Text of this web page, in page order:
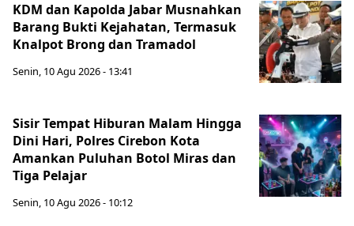
KDM dan Kapolda Jabar Musnahkan
Barang Bukti Kejahatan, Termasuk
Knalpot Brong dan Tramadol
Senin, 10 Agu 2026 - 13:41
Sisir Tempat Hiburan Malam Hingga
Dini Hari, Polres Cirebon Kota
Amankan Puluhan Botol Miras dan
Tiga Pelajar
Senin, 10 Agu 2026 - 10:12